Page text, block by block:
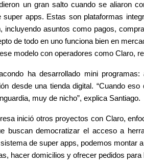
un gran salto cuando se aliaron
apps. Estas son plataformas
incluyendo asuntos como pagos,
de todo en uno funciona bien en
modelo con operadores como Claro,
ha desarrollado mini
desde una tienda digital. “Cuando
muy de nicho”, explica Santiago.
inició otros proyectos con Claro,
buscan democratizar el acceso a
de super apps, podemos montar
hacer domicilios y ofrecer pedidos para